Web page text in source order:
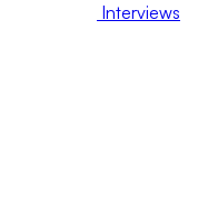
Interviews